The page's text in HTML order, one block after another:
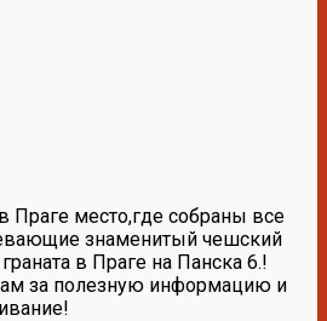
Праге место,где собраны все
знаменитый чешский
в Праге на Панска 6.!
за полезную информацию и